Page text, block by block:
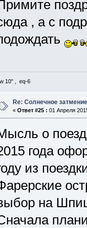
, а с
10'' , eq-6
Re: Солнечное
« Ответ #25 : 01 Апреля
о
года
из
на